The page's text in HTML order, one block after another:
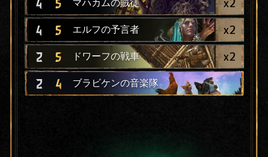
4 5 マハカムの賊徒 x2
4 5 エルフの予言者 x2
2 5 ドワーフの戦車 x2
2 4 ブラビケンの音楽隊